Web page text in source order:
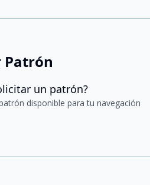
Patrón
un patrón?
disponible para tu navegación